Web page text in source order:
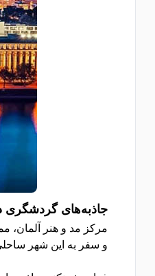
جاذبه‌های
مرکز مد و هنر آلمان،
و سفر به این شهر